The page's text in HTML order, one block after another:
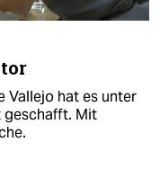
Vallejo hat es unter
geschafft. Mit